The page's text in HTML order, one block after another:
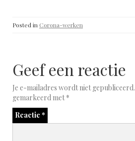
Posted in Corona-werken
Geef een reactie
Je e-mailadres wordt niet gepubliceerd.
gemarkeerd met*
Reactie *